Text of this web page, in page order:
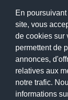
En
site, vous
de cookies sur
permettent de
annonces,
relatives aux
notre trafic.
informations
Dentiste à Paris
Copyright © 2026 .